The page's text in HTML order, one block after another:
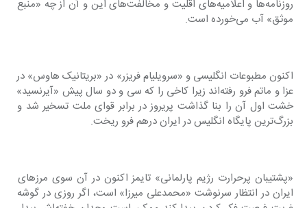
روزنامه‌ها و اعلامیه‌های اقلیت و مخالفت‌های این و آن از چه «منبع
موثق» آب می‌خورده است.
اکنون مطبوعات انگلیسی و «سرویلیام فریزر» در «بریتانیک هاوس» در
عزا و ماتم فرو رفته‌اند زیرا کاخی را که سی و دو سال پیش «آیرنسید»
خشت اول آن را بنا گذاشت پریروز در برابر قوای ملت تسخیر شد و
بزرگ‌ترین پایگاه انگلیس در ایران درهم فرو ریخت.
«پشتیبان پرحرارت رژیم پارلمانی» تایمز اکنون در آن سوی مرزهای
ایران در انتظار سرنوشت «محمدعلی میرزا» است، اگر روزی در گوشه